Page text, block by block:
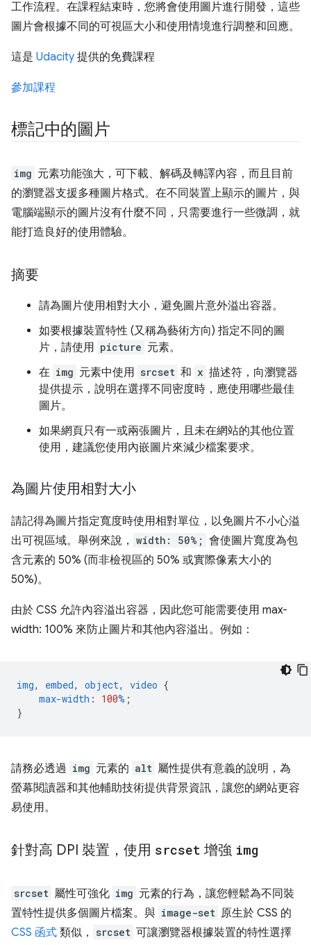
工作流程。在課程結束時，您將會使用圖片進行開發，這些
圖片會根據不同的可視區大小和使用情境進行調整和回應。
這是 Udacity 提供的免費課程
參加課程
標記中的圖片
img 元素功能強大，可下載、解碼及轉譯內容，而且目前
的瀏覽器支援多種圖片格式。在不同裝置上顯示的圖片，與
電腦端顯示的圖片沒有什麼不同，只需要進行一些微調，就
能打造良好的使用體驗。
摘要
請為圖片使用相對大小，避免圖片意外溢出容器。
如要根據裝置特性 (又稱為藝術方向) 指定不同的圖
片，請使用 picture 元素。
在 img 元素中使用 srcset 和 x 描述符，向瀏覽器
提供提示，說明在選擇不同密度時，應使用哪些最佳
圖片。
如果網頁只有一或兩張圖片，且未在網站的其他位置
使用，建議您使用內嵌圖片來減少檔案要求。
為圖片使用相對大小
請記得為圖片指定寬度時使用相對單位，以免圖片不小心溢
出可視區域。舉例來說， width: 50%; 會使圖片寬度為包
含元素的 50% (而非檢視區的 50% 或實際像素大小的
50%)。
由於 CSS 允許內容溢出容器，因此您可能需要使用 max-
width: 100% 來防止圖片和其他內容溢出。例如：
img, embed, object, video {
max-width : 100% ;
}
請務必透過 img 元素的 alt 屬性提供有意義的說明，為
螢幕閱讀器和其他輔助技術提供背景資訊，讓您的網站更容
易使用。
針對高 DPI 裝置，使用 srcset 增強 img
srcset 屬性可強化 img 元素的行為，讓您輕鬆為不同裝
置特性提供多個圖片檔案。與 image-set 原生於 CSS 的
CSS 函式 類似， srcset 可讓瀏覽器根據裝置的特性選擇